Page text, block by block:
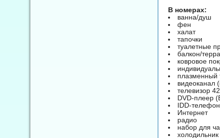
В номерах:
ванна/душ
фен
халат
тапочки
туалетные
балкон/
ковровое
плазменный
видеоканал
телевизор
DVD-плеер
IDD-телефон
Интернет
радио
набор для
холодильник